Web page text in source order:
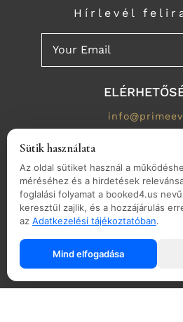
Hírlevél
1113 Budapest.
1-es
H - P: 8:00 -
Hétvégén
Sütik használata
Az oldal sütiket használ a
méréséhez és a hirdetések
foglalási folyamat a booked4.us
keresztül zajlik, és a hozzájárulás
az Adatkezelési tájékoztatóban.
Mind elfogadása